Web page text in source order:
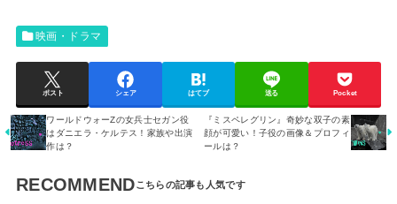
映画・ドラマ
ポスト シェア はてブ 送る Pocket
ワールドウォーZの女兵士セガン役
はダニエラ・ケルテス！家族や出演
作は？
『ミスペレグリン』奇妙な双子の素
顔が可愛い！子役の画像＆プロフィ
ールは？
RECOMMEND